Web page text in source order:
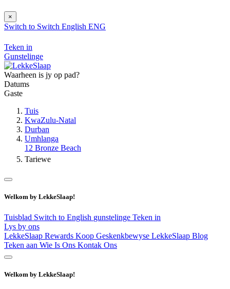
×
Switch to Switch English ENG
Teken in
Gunstelinge
Waarheen is jy op pad?
Datums
Gaste
Tuis
KwaZulu-Natal
Durban
Umhlanga
12 Bronze Beach
Tariewe
Welkom by LekkeSlaap!
Tuisblad Switch to English gunstelinge Teken in
Lys by ons
LekkeSlaap Rewards Koop Geskenkbewyse LekkeSlaap Blog
Teken aan Wie Is Ons Kontak Ons
Welkom by LekkeSlaap!